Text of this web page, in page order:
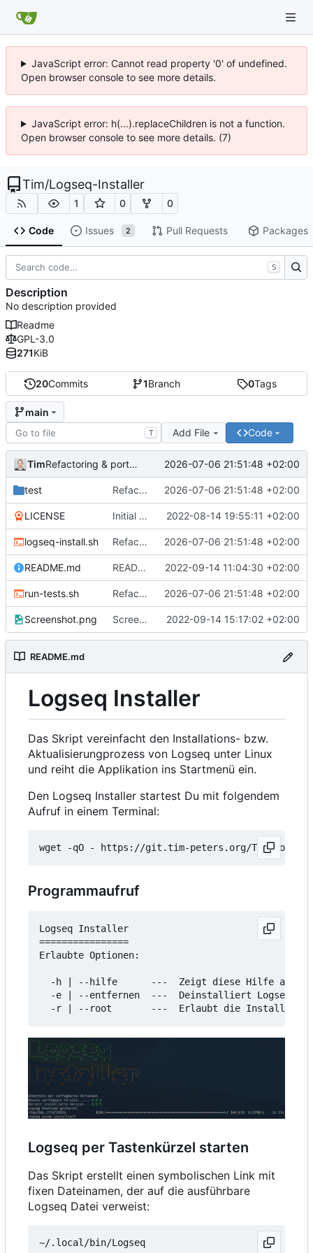
JavaScript error: Cannot read property '0' of undefined.
Open browser console to see more details.
JavaScript error: h(...).replaceChildren is not a function.
Open browser console to see more details. (7)
Tim/Logseq-Installer
1 0 0
Code Issues 2 Pull Requests Packages
20Commits 1Branch 0Tags
main
T Add File Code
Tim Refactoring & portable Testpfade 2026-07-06 21:51:48 +02:00
test Refactoring & portable Testpfade 2026-07-06 21:51:48 +02:00
LICENSE Initial commit 2022-08-14 19:55:11 +02:00
logseq-install.sh Refactoring & portable Testpfade 2026-07-06 21:51:48 +02:00
README.md README um Hinweis auf symbolischen Link ergänzt 2022-09-14 11:04:30 +02:00
run-tests.sh Refactoring & portable Testpfade 2026-07-06 21:51:48 +02:00
Screenshot.png Screenshot erneuert 2022-09-14 15:17:02 +02:00
README.md
Logseq Installer
Das Skript vereinfacht den Installations- bzw.
Aktualisierungprozess von Logseq unter Linux
und reiht die Applikation ins Startmenü ein.
Den Logseq Installer startest Du mit folgendem
Aufruf in einem Terminal:
wget -qO - https://git.tim-peters.org/Tim/
Programmaufruf
Logseq Installer
================
Erlaubte Optionen:
  -h | --hilfe      ---  Zeigt diese Hilfe an
  -e | --entfernen  ---  Deinstalliert Logseq
Logseq per Tastenkürzel starten
Das Skript erstellt einen symbolischen Link mit
fixen Dateinamen, der auf die ausführbare
Logseq Datei verweist:
S
Description
No description provided
Readme
GPL-3.0
271KiB